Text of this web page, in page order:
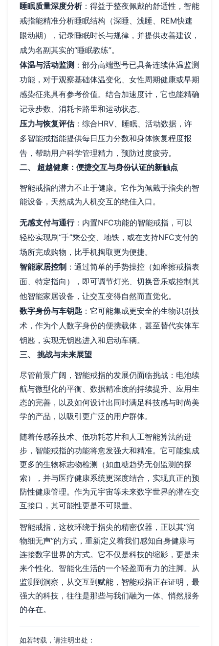
睡眠质量深度分析：得益于整夜佩戴的舒适性，智能
戒指能精准分析睡眠结构（深睡、浅睡、REM快速
眼动期），记录睡眠时长与规律，并提供改善建议，
成为名副其实的“睡眠教练”。
体温与活动监测 ：部分高端型号已具备连续体温监测
功能，对于观察基础体温变化、女性周期健康或早期
感染征兆具有参考价值。结合加速度计，它也能精确
记录步数、消耗卡路里和运动状态。
压力与恢复评估：综合HRV、睡眠、活动数据，许
多智能戒指能提供每日压力分数和身体恢复程度报
告，帮助用户科学管理精力，预防过度疲劳。
二、 超越健康：便捷交互与身份认证的新触点
智能戒指的潜力不止于健康。它作为佩戴于指尖的智
能设备，天然成为人机交互的绝佳入口。
无感支付与通行：内置NFC功能的智能戒指，可以
轻松实现刷“手”乘公交、地铁，或在支持NFC支付的
场所完成购物，比手机掏取更为便捷。
智能家居控制 ：通过简单的手势操控（如摩擦戒指表
面、特定指向），即可调节灯光、切换音乐或控制其
他智能家居设备，让交互变得自然而直觉化。
数字身份与车钥匙 ：它可能集成更安全的生物识别技
术，作为个人数字身份的便携载体，甚至替代实体车
钥匙，实现无钥匙进入和启动车辆。
三、 挑战与未来展望
尽管前景广阔，智能戒指的发展仍面临挑战：电池续
航与微型化的平衡、数据精准度的持续提升、应用生
态的完善，以及如何设计出同时满足科技感与时尚美
学的产品，以吸引更广泛的用户群体。
随着传感器技术、低功耗芯片和人工智能算法的进
步，智能戒指的功能将愈发强大和精准。它可能集成
更多的生物标志物检测（如血糖趋势无创监测的探
索），并与医疗健康系统更深度结合，实现真正的预
防性健康管理。作为元宇宙等未来数字世界的潜在交
互接口，其可能性更是不可限量。
智能戒指，这枚环绕于指尖的精密仪器，正以其“润
物细无声”的方式，重新定义着我们感知自身健康与
连接数字世界的方式。它不仅是科技的缩影，更是未
来个性化、智能化生活的一个轻盈而有力的注脚。从
监测到洞察，从交互到赋能，智能戒指正在证明，最
强大的科技，往往是那些与我们融为一体、悄然服务
的存在。
如若转载，请注明出处：